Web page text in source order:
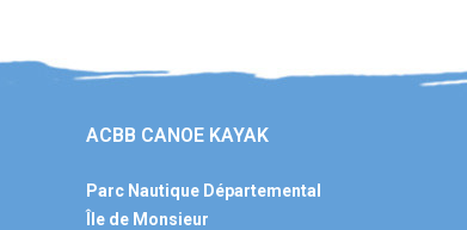
ACBB CANOE KAYAK
Parc Nautique Départemental
Île de Monsieur